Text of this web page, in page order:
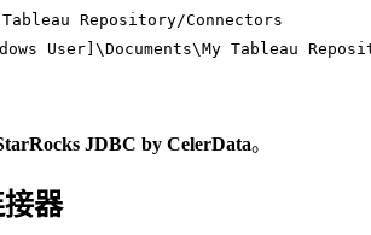
Tableau Repository/Connectors
User]\Documents\My Tableau
JDBC by CelerData。
接器